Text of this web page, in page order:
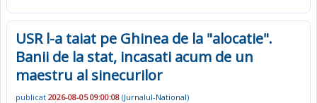
USR l-a taiat pe Ghinea de la "alocatie".
Banii de la stat, incasati acum de un
maestru al sinecurilor
publicat 2026-08-05 09:00:08 (Jurnalul-National)